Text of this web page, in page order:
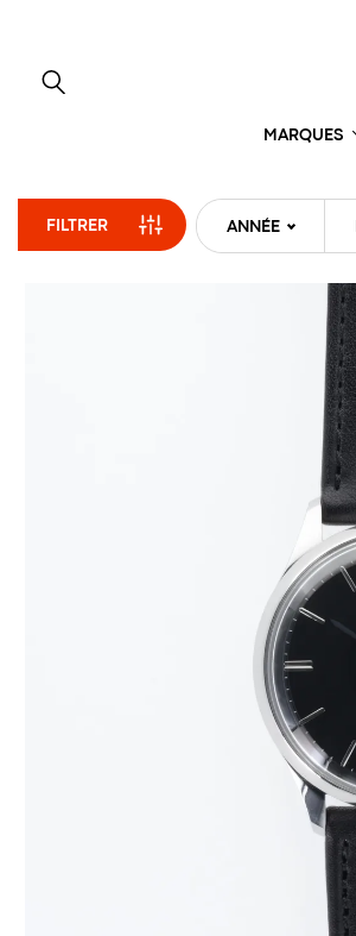
MARQUES
FILTRER ANNÉE